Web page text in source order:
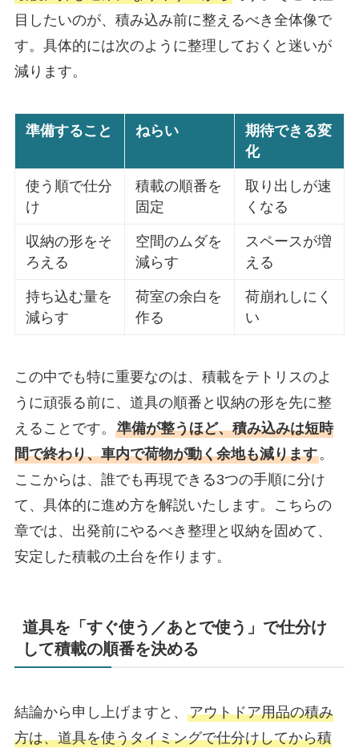
目したいのが、積み込み前に整えるべき全体像で
す。具体的には次のように整理しておくと迷いが
減ります。
準備すること ねらい
期待できる変
化
使う順で仕分
け
積載の順番を
固定
取り出しが速
くなる
収納の形をそ
ろえる
空間のムダを
減らす
スペースが増
える
持ち込む量を
減らす
荷室の余白を
作る
荷崩れしにく
い
この中でも特に重要なのは、積載をテトリスのよ
うに頑張る前に、道具の順番と収納の形を先に整
えることです。 準備が整うほど、積み込みは短時
間で終わり、車内で荷物が動く余地も減ります。
ここからは、誰でも再現できる3つの手順に分け
て、具体的に進め方を解説いたします。こちらの
章では、出発前にやるべき整理と収納を固めて、
安定した積載の土台を作ります。
道具を「すぐ使う／あとで使う」で仕分け
して積載の順番を決める
結論から申し上げますと、 アウトドア用品の積み
方は、道具を使うタイミングで仕分けしてから積